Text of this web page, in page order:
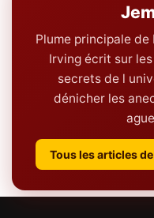
Plume principale de
Irving écrit sur
secrets de l
dénicher les
Tous les articles